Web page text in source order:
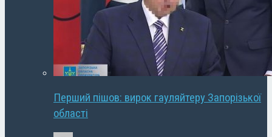
Перший пішов: вирок гауляйтеру Запорізької
області